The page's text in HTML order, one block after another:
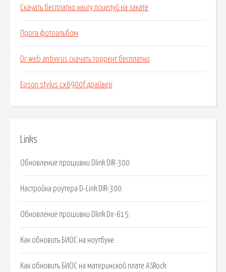
Скачать бесплатно книгу поцелуй на закате
Прога фотоальбом
Dr web antivirus скачать торрент бесплатно
Epson stylus cx6900f драйвер
Links
Обновление прошивки Dlink DIR-300
Настройка роутера D-Link DIR-300.
Обновление прошивки Dlink Dir-615.
Как обновить БИОС на ноутбуке.
Как обновить БИОС на материнской плате ASRock.